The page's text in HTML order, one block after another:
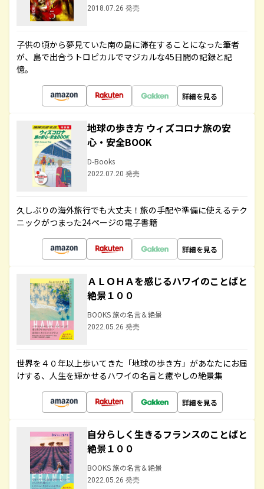
2018.07.26 発売
子供の頃から夢見ていた南の島に滞在することになった筆者
が、島で出合うトロピカルでマジカルな45日間の記録と記
憶。
詳細を見る
地球の歩き方 ウィズコロナ旅の安
心・安全BOOK
D-Books
2022.07.20 発売
久しぶりの海外旅行でも大丈夫！旅の手配や準備に使えるテク
ニックがつまった24ページの電子書籍
詳細を見る
ＡＬＯＨＡを感じるハワイのことばと
絶景１００
BOOKS 旅の名言＆絶景
2022.05.26 発売
世界を４０年以上歩いてきた「地球の歩き方」があなたにお届
けする、人生を輝かせるハワイの名言と癒やしの絶景集
詳細を見る
自分らしく生きるフランスのことばと
絶景１００
BOOKS 旅の名言＆絶景
2022.05.26 発売